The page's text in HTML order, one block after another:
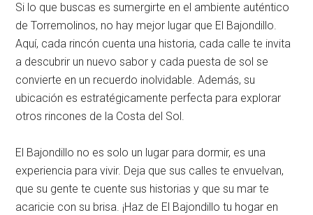
Si lo que buscas es sumergirte en el ambiente auténtico
de Torremolinos, no hay mejor lugar que El Bajondillo.
Aquí, cada rincón cuenta una historia, cada calle te invita
a descubrir un nuevo sabor y cada puesta de sol se
convierte en un recuerdo inolvidable. Además, su
ubicación es estratégicamente perfecta para explorar
otros rincones de la Costa del Sol.
El Bajondillo no es solo un lugar para dormir, es una
experiencia para vivir. Deja que sus calles te envuelvan,
que su gente te cuente sus historias y que su mar te
acaricie con su brisa. ¡Haz de El Bajondillo tu hogar en